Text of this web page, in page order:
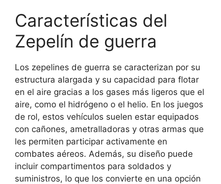
Características del
Zepelín de guerra
Los zepelines de guerra se caracterizan por su
estructura alargada y su capacidad para flotar
en el aire gracias a los gases más ligeros que el
aire, como el hidrógeno o el helio. En los juegos
de rol, estos vehículos suelen estar equipados
con cañones, ametralladoras y otras armas que
les permiten participar activamente en
combates aéreos. Además, su diseño puede
incluir compartimentos para soldados y
suministros, lo que los convierte en una opción